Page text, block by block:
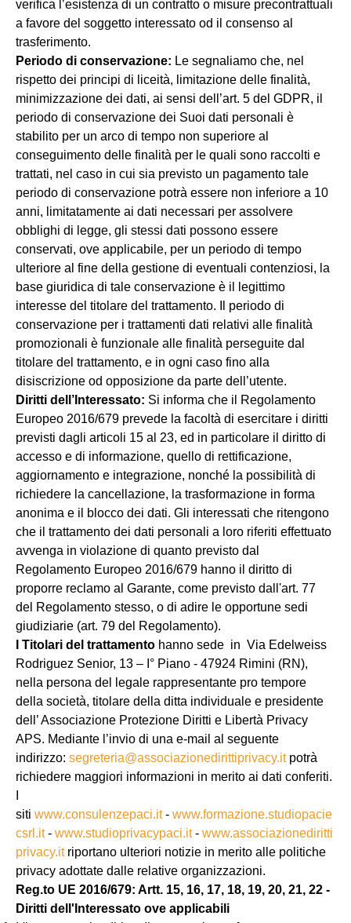
verifica l’esistenza di un contratto o misure precontrattuali
a favore del soggetto interessato od il consenso al
trasferimento.
Periodo di conservazione: Le segnaliamo che, nel
rispetto dei principi di liceità, limitazione delle finalità,
minimizzazione dei dati, ai sensi dell’art. 5 del GDPR, il
periodo di conservazione dei Suoi dati personali è
stabilito per un arco di tempo non superiore al
conseguimento delle finalità per le quali sono raccolti e
trattati, nel caso in cui sia previsto un pagamento tale
periodo di conservazione potrà essere non inferiore a 10
anni, limitatamente ai dati necessari per assolvere
obblighi di legge, gli stessi dati possono essere
conservati, ove applicabile, per un periodo di tempo
ulteriore al fine della gestione di eventuali contenziosi, la
base giuridica di tale conservazione è il legittimo
interesse del titolare del trattamento. Il periodo di
conservazione per i trattamenti dati relativi alle finalità
promozionali è funzionale alle finalità perseguite dal
titolare del trattamento, e in ogni caso fino alla
disiscrizione od opposizione da parte dell’utente.
Diritti dell’Interessato: Si informa che il Regolamento
Europeo 2016/679 prevede la facoltà di esercitare i diritti
previsti dagli articoli 15 al 23, ed in particolare il diritto di
accesso e di informazione, quello di rettificazione,
aggiornamento e integrazione, nonché la possibilità di
richiedere la cancellazione, la trasformazione in forma
anonima e il blocco dei dati. Gli interessati che ritengono
che il trattamento dei dati personali a loro riferiti effettuato
avvenga in violazione di quanto previsto dal
Regolamento Europeo 2016/679 hanno il diritto di
proporre reclamo al Garante, come previsto dall'art. 77
del Regolamento stesso, o di adire le opportune sedi
giudiziarie (art. 79 del Regolamento).
I Titolari del trattamento hanno sede in Via Edelweiss
Rodriguez Senior, 13 – I° Piano - 47924 Rimini (RN),
nella persona del legale rappresentante pro tempore
della società, titolare della ditta individuale e presidente
dell’ Associazione Protezione Diritti e Libertà Privacy
APS. Mediante l’invio di una e-mail al seguente
indirizzo: segreteria@associazionedirittiprivacy.itpotrà
richiedere maggiori informazioni in merito ai dati conferiti.
siti www.consulenzepaci.it- www.formazione.studiopacie
csrl.it- www.studioprivacypaci.it- www.associazionediritti
privacy.itriportano ulteriori notizie in merito alle politiche
privacy adottate dalle relative organizzazioni.
Reg.to UE 2016/679: Artt. 15, 16, 17, 18, 19, 20, 21, 22 -
Diritti dell'Interessato ove applicabili